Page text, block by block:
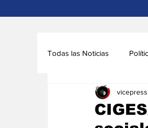
Todas las Noticias
Seguridad y Defensa